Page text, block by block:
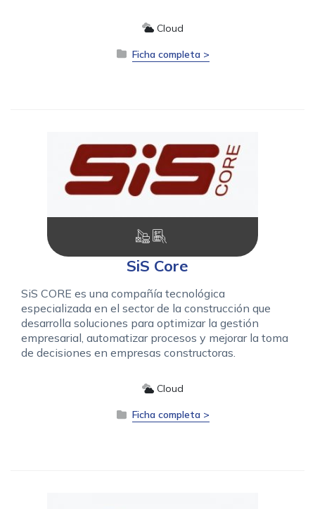
Cloud
Ficha completa >
SiS Core
SiS CORE es una compañía tecnológica
especializada en el sector de la construcción que
desarrolla soluciones para optimizar la gestión
empresarial, automatizar procesos y mejorar la toma
de decisiones en empresas constructoras.
Cloud
Ficha completa >